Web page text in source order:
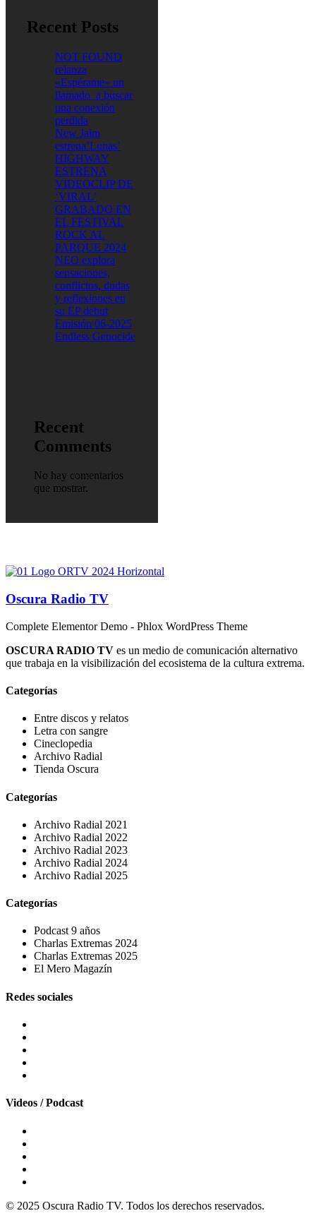
Recent Posts
NOT FOUND
relanza
«Espérame» un
llamado a buscar
una conexión
perdida
New Jaim
estrena’Lunas’
HIGHWAY
ESTRENA
VIDEOCLIP DE
‘VIRAL’
GRABADO EN
EL FESTIVAL
ROCK AL
PARQUE 2024
NEO explora
sensaciones,
conflictos, dudas
y reflexiones en
su EP debut
Emisión 06-2025
Endless Genocide
Recent
Comments
No hay comentarios
que mostrar.
Oscura Radio TV
Complete Elementor Demo - Phlox WordPress Theme
OSCURA RADIO TV es un medio de comunicación alternativo
que trabaja en la visibilización del ecosistema de la cultura extrema.
Categorías
Entre discos y relatos
Letra con sangre
Cineclopedia
Archivo Radial
Tienda Oscura
Categorías
Archivo Radial 2021
Archivo Radial 2022
Archivo Radial 2023
Archivo Radial 2024
Archivo Radial 2025
Categorías
Podcast 9 años
Charlas Extremas 2024
Charlas Extremas 2025
El Mero Magazín
Redes sociales
Videos / Podcast
© 2025 Oscura Radio TV. Todos los derechos reservados.